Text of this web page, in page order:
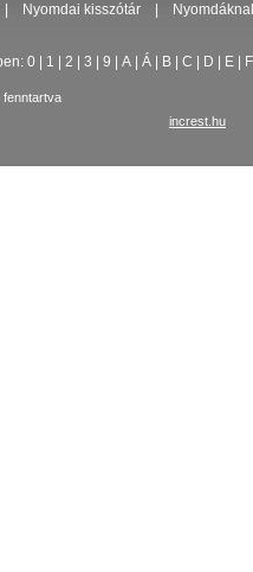
Nyomdai kisszótár
0 1 2 3 9 A Á B C D E F
fenntartva
increst.hu